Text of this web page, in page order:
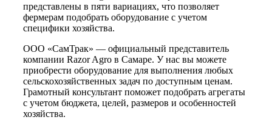
представлены в пяти вариациях, что позволяет
фермерам подобрать оборудование с учетом
специфики хозяйства.
ООО «СамТрак» — официальный представитель
компании Razor Agro в Самаре. У нас вы можете
приобрести оборудование для выполнения любых
сельскохозяйственных задач по доступным ценам.
Грамотный консультант поможет подобрать агрегаты
с учетом бюджета, целей, размеров и особенностей
хозяйства.